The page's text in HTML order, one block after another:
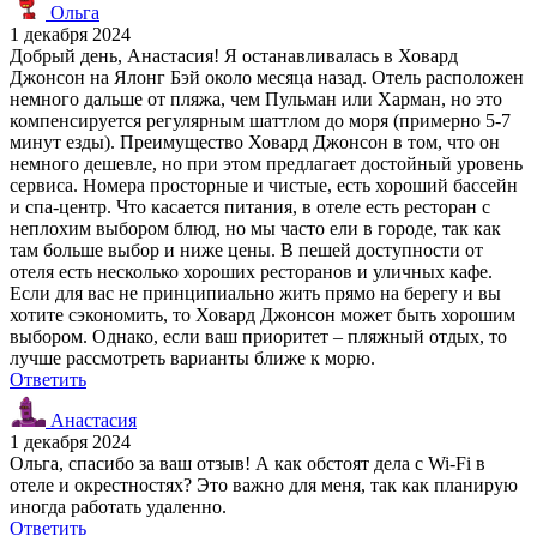
Ольга
1 декабря 2024
Добрый день, Анастасия! Я останавливалась в Ховард
Джонсон на Ялонг Бэй около месяца назад. Отель расположен
немного дальше от пляжа, чем Пульман или Харман, но это
компенсируется регулярным шаттлом до моря (примерно 5-7
минут езды). Преимущество Ховард Джонсон в том, что он
немного дешевле, но при этом предлагает достойный уровень
сервиса. Номера просторные и чистые, есть хороший бассейн
и спа-центр. Что касается питания, в отеле есть ресторан с
неплохим выбором блюд, но мы часто ели в городе, так как
там больше выбор и ниже цены. В пешей доступности от
отеля есть несколько хороших ресторанов и уличных кафе.
Если для вас не принципиально жить прямо на берегу и вы
хотите сэкономить, то Ховард Джонсон может быть хорошим
выбором. Однако, если ваш приоритет – пляжный отдых, то
лучше рассмотреть варианты ближе к морю.
Ответить
Анастасия
1 декабря 2024
Ольга, спасибо за ваш отзыв! А как обстоят дела с Wi-Fi в
отеле и окрестностях? Это важно для меня, так как планирую
иногда работать удаленно.
Ответить